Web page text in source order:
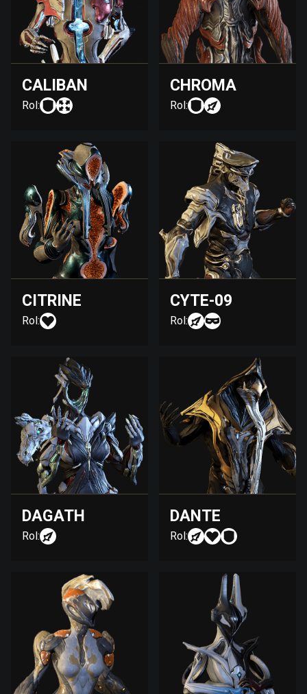
CALIBAN
Rol:
CHROMA
Rol:
CITRINE
Rol:
CYTE-09
Rol:
DAGATH
Rol:
DANTE
Rol: